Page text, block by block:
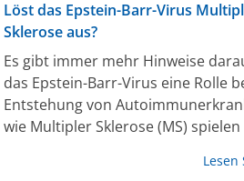
hinsichtlich der Sicherheit und
Immuntherapie allgemein und
jeden Patienten hinreichend zu
Hilfestellung für den Praxisalltag
krankheitsbezogene
Multiple Sklerose e.V. (KKNMS) in
Löst das Epstein-Barr-Virus
Sklerose aus?
Es gibt immer mehr Hinweise
das Epstein-Barr-Virus eine Rolle
Entstehung von
wie Multipler Sklerose (MS)
jeder Mensch infiziert sich früh im
Lesen